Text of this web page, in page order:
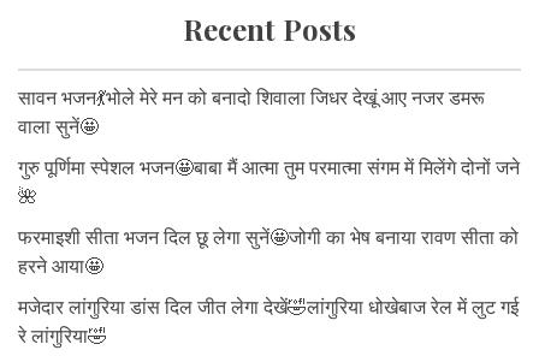
Recent Posts
सावन भजन💃भोले मेरे मन को बनादो शिवाला जिधर देखूं आए नजर डमरू
वाला सुनें🤩
गुरु पूर्णिमा स्पेशल भजन🤩बाबा मैं आत्मा तुम परमात्मा संगम में मिलेंगे दोनों जने
🌺
फरमाइशी सीता भजन दिल छू लेगा सुनें🤩जोगी का भेष बनाया रावण सीता को
हरने आया🤩
मजेदार लांगुरिया डांस दिल जीत लेगा देखें🤣लांगुरिया धोखेबाज रेल में लुट गई
रे लांगुरिया🤣